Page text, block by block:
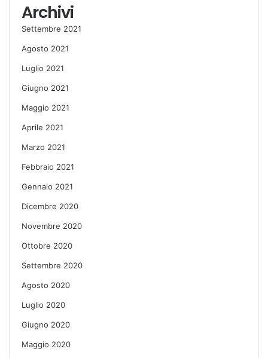
Archivi
Settembre 2021
Agosto 2021
Luglio 2021
Giugno 2021
Maggio 2021
Aprile 2021
Marzo 2021
Febbraio 2021
Gennaio 2021
Dicembre 2020
Novembre 2020
Ottobre 2020
Settembre 2020
Agosto 2020
Luglio 2020
Giugno 2020
Maggio 2020